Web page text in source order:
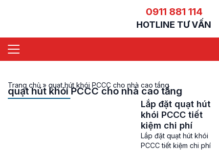
0911 881 114
HOTLINE TƯ VẤN
Trang chủ » quạt hút khói PCCC cho nhà cao tầng
quạt hút khói PCCC cho nhà cao tầng
Lắp đặt quạt hút
khói PCCC tiết
kiệm chi phí
Lắp đặt quạt hút khói
PCCC tiết kiệm chi phí